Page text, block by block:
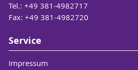
Tel.: +49 381-4982717
Fax: +49 381-4982720
Service
Impressum